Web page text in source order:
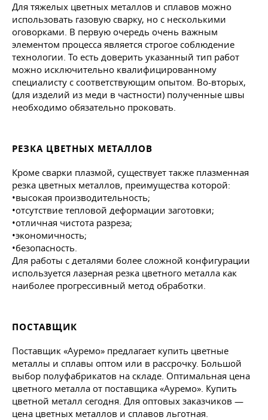
Для тяжелых цветных металлов и сплавов можно
использовать газовую сварку, но с несколькими
оговорками. В первую очередь очень важным
элементом процесса является строгое соблюдение
технологии. То есть доверить указанный тип работ
можно исключительно квалифицированному
специалисту с соответствующим опытом. Во-вторых,
(для изделий из меди в частности) полученные швы
необходимо обязательно проковать.
РЕЗКА ЦВЕТНЫХ МЕТАЛЛОВ
Кроме сварки плазмой, существует также плазменная
резка цветных металлов, преимущества которой:
•высокая производительность;
•отсутствие тепловой деформации заготовки;
•отличная чистота разреза;
•экономичность;
•безопасность.
Для работы с деталями более сложной конфигурации
используется лазерная резка цветного металла как
наиболее прогрессивный метод обработки.
ПОСТАВЩИК
Поставщик «Ауремо» предлагает купить цветные
металлы и сплавы оптом или в рассрочку. Большой
выбор полуфабрикатов на складе. Оптимальная цена
цветного металла от поставщика «Ауремо». Купить
цветной металл сегодня. Для оптовых заказчиков —
цена цветных металлов и сплавов льготная.